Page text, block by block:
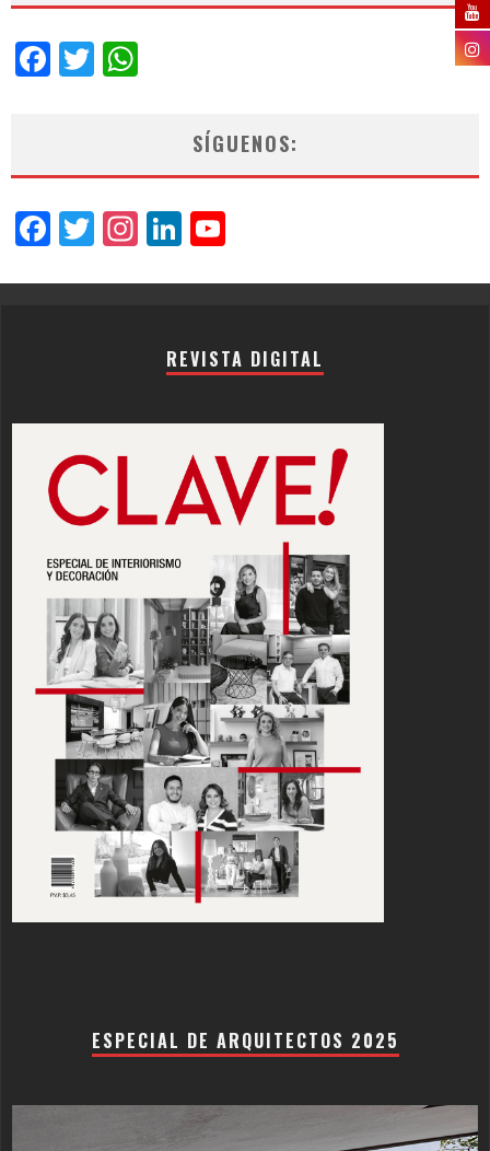
Facebook
Twitter
SÍGUENOS:
Facebook
Twitter
Instagram
LinkedIn
REVISTA DIGITAL
ESPECIAL DE ARQUITECTOS 2025